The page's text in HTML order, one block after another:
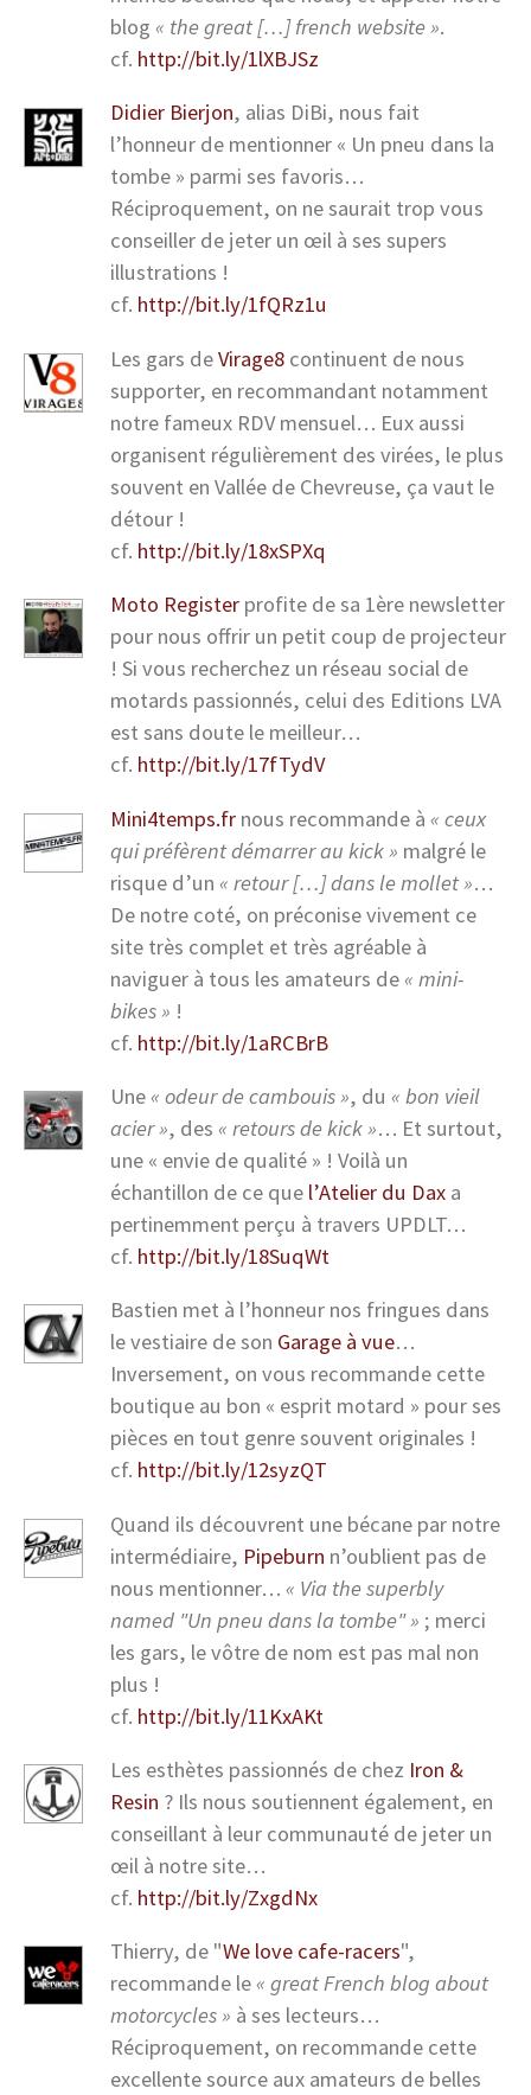
blog« the great […] french website ».
cf. http://bit.ly/1lXBJSz
Didier Bierjon, alias DiBi, nous fait
l’honneur de mentionner « Un pneu dans la
tombe » parmi ses favoris…
Réciproquement, on ne saurait trop vous
conseiller de jeter un œil à ses supers
illustrations !
cf. http://bit.ly/1fQRz1u
Les gars deVirage8 continuent de nous
supporter, en recommandant notamment
notre fameux RDV mensuel… Eux aussi
organisent régulièrement des virées, le plus
souvent en Vallée de Chevreuse, ça vaut le
détour !
cf. http://bit.ly/18xSPXq
Moto Register profite de sa 1ère newsletter
pour nous offrir un petit coup de projecteur
! Si vous recherchez un réseau social de
motards passionnés, celui des Editions LVA
est sans doute le meilleur…
cf. http://bit.ly/17fTydV
Mini4temps.fr nous recommande à« ceux
qui préfèrent démarrer au kick » malgré le
risque d’un« retour […] dans le mollet »…
De notre coté, on préconise vivement ce
site très complet et très agréable à
naviguer à tous les amateurs de« mini-
bikes » !
cf. http://bit.ly/1aRCBrB
Une« odeur de cambouis », du« bon vieil
acier », des« retours de kick »… Et surtout,
une « envie de qualité » ! Voilà un
échantillon de ce que l’Atelier du Dax a
pertinemment perçu à travers UPDLT…
cf. http://bit.ly/18SuqWt
Bastien met à l’honneur nos fringues dans
le vestiaire de son Garage à vue…
Inversement, on vous recommande cette
boutique au bon « esprit motard » pour ses
pièces en tout genre souvent originales !
cf. http://bit.ly/12syzQT
Quand ils découvrent une bécane par notre
intermédiaire, Pipeburn n’oublient pas de
nous mentionner…« Via the superbly
named "Un pneu dans la tombe" » ; merci
les gars, le vôtre de nom est pas mal non
plus !
cf. http://bit.ly/11KxAKt
Les esthètes passionnés de chez Iron &
Resin ? Ils nous soutiennent également, en
conseillant à leur communauté de jeter un
œil à notre site…
cf. http://bit.ly/ZxgdNx
Thierry, de "We love cafe-racers",
recommande le« great French blog about
motorcycles » à ses lecteurs…
Réciproquement, on recommande cette
excellente source aux amateurs de belles